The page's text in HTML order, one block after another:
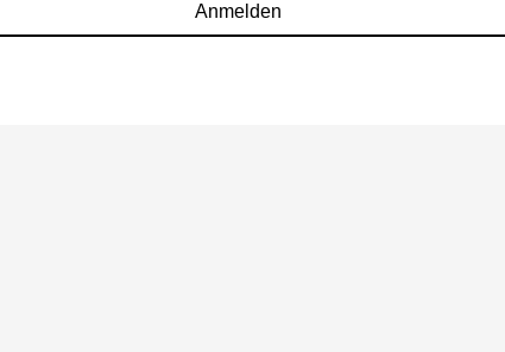
Anmelden